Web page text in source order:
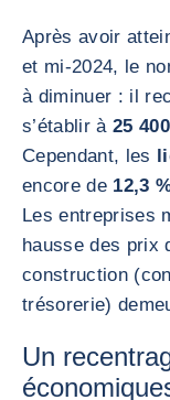
Après avoir
et mi-2024, le
à diminuer : il
s’établir à25 400
Cependant, les
encore de 12,3
Les entreprises
hausse des prix
construction
trésorerie)
Un